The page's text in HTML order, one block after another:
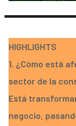
HIGHLIGHTS
1. ¿Cómo está
sector de la
Está
negocio,